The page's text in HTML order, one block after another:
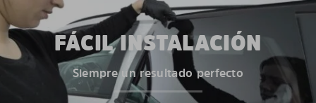
FÁCIL INSTALACIÓN
Siempre un resultado perfecto